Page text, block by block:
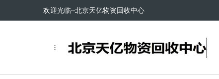
欢迎光临~北京天亿物资回收中心